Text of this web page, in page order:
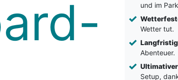
und im
Wetter tut.
Abenteuer.
Setup,